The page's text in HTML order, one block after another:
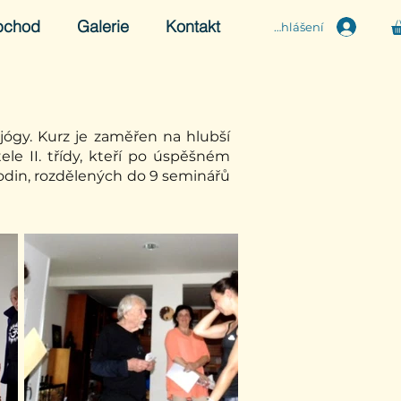
Galerie Kontakt Přihlášení
Kurz je zaměřen na hlubší
II. třídy, kteří po úspěšném
rozdělených do 9 seminářů